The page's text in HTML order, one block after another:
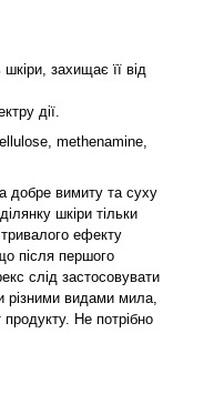
захищає її від
дії.
methenamine,
добре вимиту та суху
шкіри тільки
ефекту
після першого
слід застосовувати
різними видами мила,
Не потрібно